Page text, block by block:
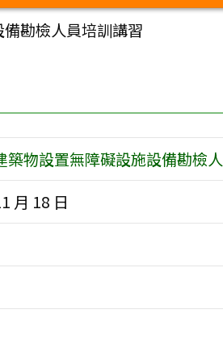
勘檢人員培訓講習
築物設置無障礙設施設備勘檢
月 18 日